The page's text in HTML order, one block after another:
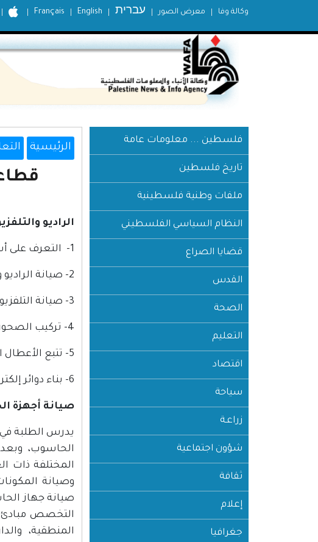
Français English עברית معرض الصور وكالة وفا
فلسطين ... معلومات عامة
تاريخ فلسطين
ملفات وطنية فلسطينية
النظام السياسي الفلسطيني
قضايا الصراع
القدس
الصحة
التعليم
اقتصاد
سياحة
زراعـة
شؤون اجتماعية
ثقافة
إعلام
جغرافيا
الرئيسية
الراديو
1- التعرف على أساسيات الإلكترونيات.
2- صيانة الراديو والمسجل وراديو السيارة.
3- صيانة التلفزيون والفيديو والستالايت.
4- تركيب الصحون واللاقط للمحطات الفضائية.
5- تتبع الأعطال الفنية بالطرق السليمة وتحديدها.
6- بناء دوائر إلكترونية عملية و التعرف على وسائل الاتصالات المختلفة والتعامل معها.
صيانة أجهزة
يدرس الطلبة في
الحاسوب،
المختلفة ذات
وصيانة
صيانة جهاز
التخصص مبادئ
المنطقية،